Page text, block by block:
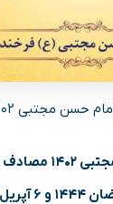
حسن مجتبی ۱۴۰۲